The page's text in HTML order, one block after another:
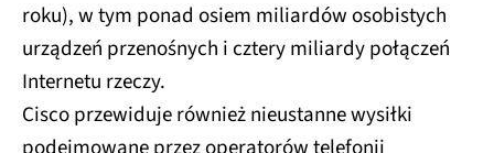
roku), w tym ponad osiem miliardów osobistych
urządzeń przenośnych i cztery miliardy połączeń
Internetu rzeczy.
Cisco przewiduje również nieustanne wysiłki